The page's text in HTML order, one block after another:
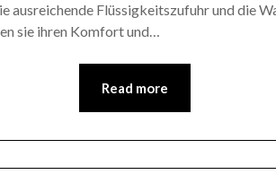
ausreichende Flüssigkeitszufuhr und die
sie ihren Komfort und…
Read more